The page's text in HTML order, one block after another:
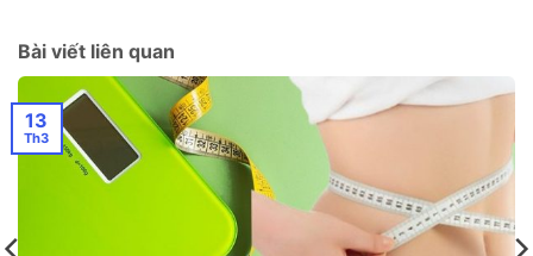
Bài viết liên quan
13
Th3